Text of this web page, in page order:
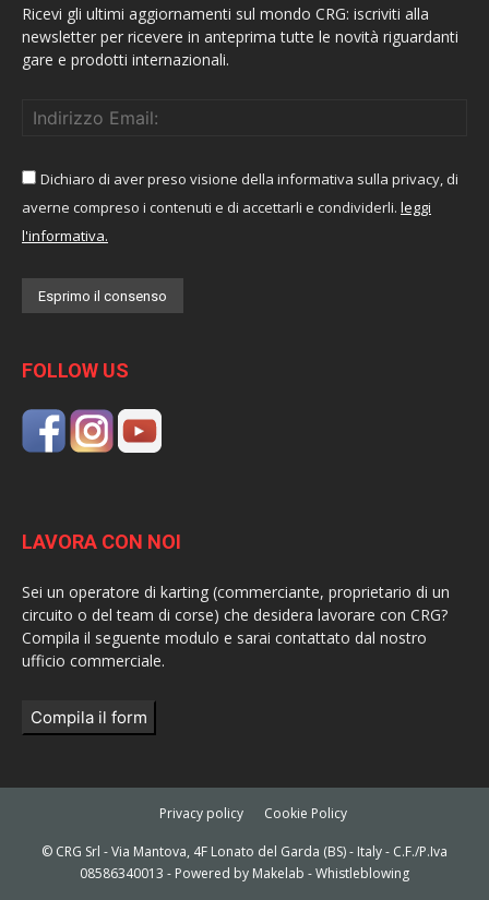
Ricevi gli ultimi aggiornamenti sul mondo CRG: iscriviti alla
newsletter per ricevere in anteprima tutte le novità riguardanti
gare e prodotti internazionali.
Dichiaro di aver preso visione della informativa sulla privacy, di
averne compreso i contenuti e di accettarli e condividerli. leggi
l'informativa.
FOLLOW US
LAVORA CON NOI
Sei un operatore di karting (commerciante, proprietario di un
circuito o del team di corse) che desidera lavorare con CRG?
Compila il seguente modulo e sarai contattato dal nostro
ufficio commerciale.
Compila il form
Privacy policy Cookie Policy
© CRG Srl - Via Mantova, 4F Lonato del Garda (BS) - Italy - C.F./P.Iva
08586340013 - Powered by Makelab -Whistleblowing